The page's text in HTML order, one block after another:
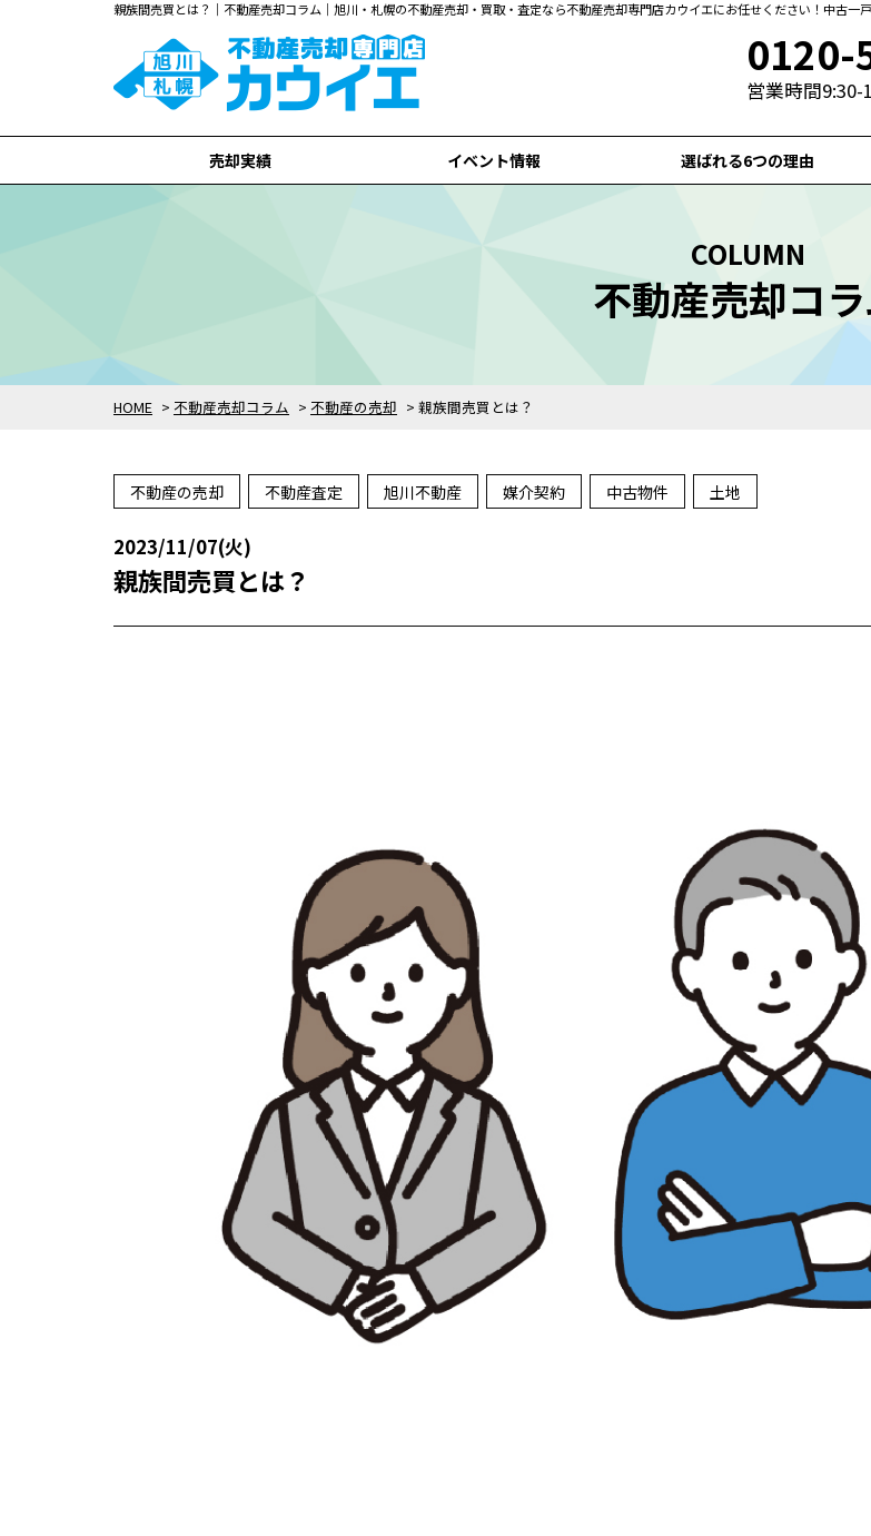
親族間売買とは？｜不動産売却コラム｜旭川・札幌の不動産売却・買取・査定なら不動産売却専門店カウイエにお任せください！中古一
0120-
営業時間9:30-
売却実績
全て
旭川市
札幌市
イベント情報 選ばれる6つの理由
HOME > 不動産売却コラム > 不動産の売却 > 親族間売買とは？
COLUMN
不動産売却コ
不動産の売却 不動産査定 旭川不動産 媒介契約 中古物件 土地
2023/11/07(火)
親族間売買とは？